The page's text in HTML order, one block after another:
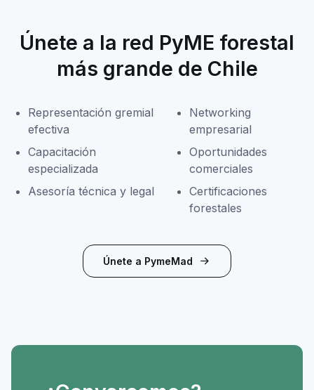
Únete a la red PyME forestal
más grande de Chile
Representación gremial
efectiva
Capacitación
especializada
Asesoría técnica y legal
Networking
empresarial
Oportunidades
comerciales
Certificaciones
forestales
Únete a PymeMad